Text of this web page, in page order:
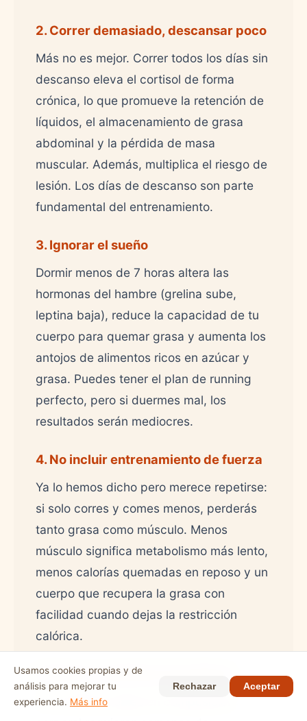
2. Correr demasiado, descansar poco
Más no es mejor. Correr todos los días sin
descanso eleva el cortisol de forma
crónica, lo que promueve la retención de
líquidos, el almacenamiento de grasa
abdominal y la pérdida de masa
muscular. Además, multiplica el riesgo de
lesión. Los días de descanso son parte
fundamental del entrenamiento.
3. Ignorar el sueño
Dormir menos de 7 horas altera las
hormonas del hambre (grelina sube,
leptina baja), reduce la capacidad de tu
cuerpo para quemar grasa y aumenta los
antojos de alimentos ricos en azúcar y
grasa. Puedes tener el plan de running
perfecto, pero si duermes mal, los
resultados serán mediocres.
4. No incluir entrenamiento de fuerza
Ya lo hemos dicho pero merece repetirse:
si solo corres y comes menos, perderás
tanto grasa como músculo. Menos
músculo significa metabolismo más lento,
menos calorías quemadas en reposo y un
cuerpo que recupera la grasa con
facilidad cuando dejas la restricción
calórica.
5. Buscar resultados inmediatos
Los cambios reales en composición
Usamos cookies propias y de
análisis para mejorar tu
experiencia. Más info
Rechazar Aceptar